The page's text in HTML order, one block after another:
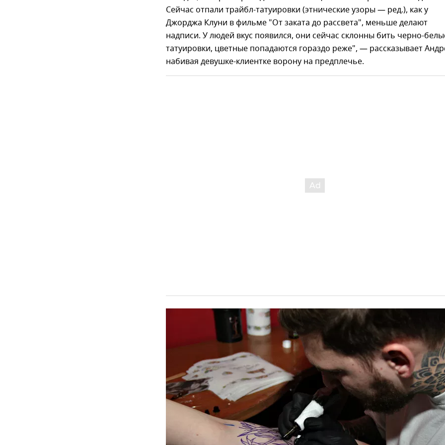
Сейчас отпали трайбл-татуировки (этнические узоры — ред.), как у
Джорджа Клуни в фильме "От заката до рассвета", меньше делают
надписи. У людей вкус появился, они сейчас склонны бить черно-
татуировки, цветные попадаются гораздо реже", — рассказывает
набивая девушке-клиентке ворону на предплечье.